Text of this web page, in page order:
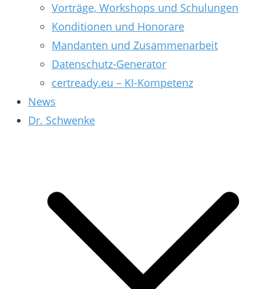
Vorträge, Workshops und Schulungen
Konditionen und Honorare
Mandanten und Zusammenarbeit
Datenschutz-Generator
certready.eu – KI-Kompetenz
News
Dr. Schwenke